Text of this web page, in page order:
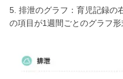
5. 排泄のグラフ：育児記録の
の項目が1週間ごとのグラフ形